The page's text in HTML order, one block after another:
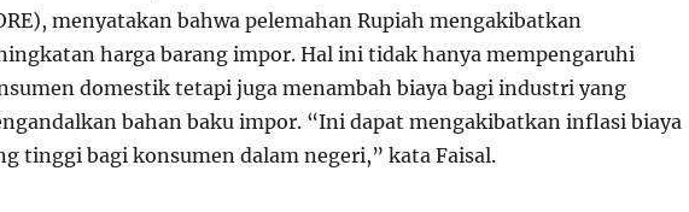
menyatakan bahwa pelemahan Rupiah mengakibatkan
harga barang impor. Hal ini tidak hanya mempengaruhi
domestik tetapi juga menambah biaya bagi industri yang
bahan baku impor. “Ini dapat mengakibatkan inflasi biaya
tinggi bagi konsumen dalam negeri,” kata Faisal.